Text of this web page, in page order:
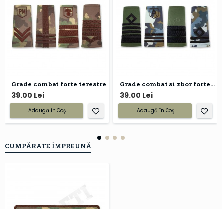
Grade combat forte terestre
39.00 Lei
Adaugă în Coş
Grade combat si zbor forte aeriene
39.00 Lei
Adaugă în Coş
CUMPĂRATE ÎMPREUNĂ